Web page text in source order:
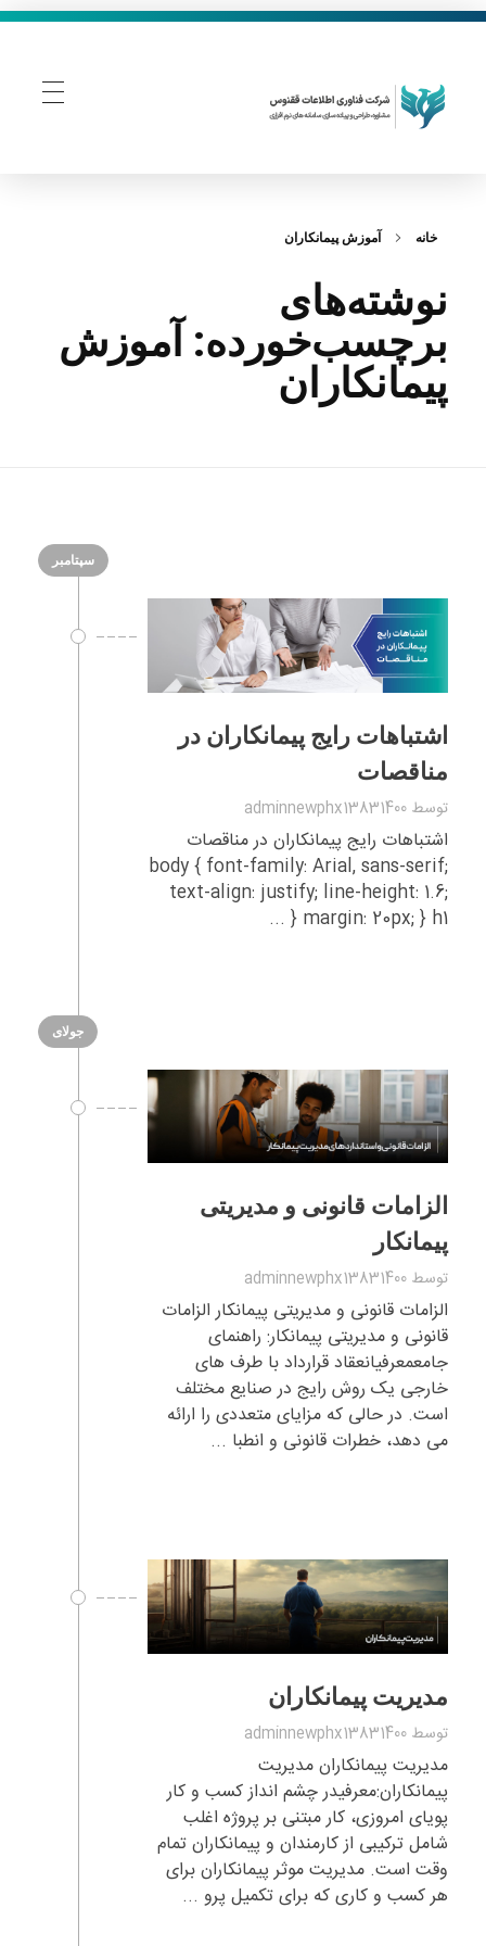
خانه آموزش پیمانکاران
نوشته‌های
برچسب‌خورده: آموزش
پیمانکاران
سپتامبر
اشتباهات رایج پیمانکاران در
مناقصات
توسط adminnewphx13831400
اشتباهات رایج پیمانکاران در مناقصات
body { font-family: Arial, sans-serif;
text-align: justify; line-height: 1.6;
margin: 20px; } h1 { ...
جولای
الزامات قانونی و مدیریتی
پیمانکار
توسط adminnewphx13831400
الزامات قانونی و مدیریتی پیمانکار الزامات
قانونی و مدیریتی پیمانکار: راهنمای
جامعمعرفیانعقاد قرارداد با طرف های
خارجی یک روش رایج در صنایع مختلف
است. در حالی که مزایای متعددی را ارائه
می دهد، خطرات قانونی و انطبا ...
مدیریت پیمانکاران
توسط adminnewphx13831400
مدیریت پیمانکاران مدیریت
پیمانکاران:معرفیدر چشم انداز کسب و کار
پویای امروزی، کار مبتنی بر پروژه اغلب
شامل ترکیبی از کارمندان و پیمانکاران تمام
وقت است. مدیریت موثر پیمانکاران برای
هر کسب و کاری که برای تکمیل پرو ...